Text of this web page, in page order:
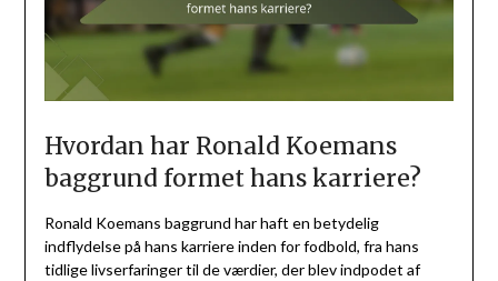
Hvordan har Ronald Koemans
baggrund formet hans karriere?
Ronald Koemans baggrund har haft en betydelig
indflydelse på hans karriere inden for fodbold, fra hans
tidlige livserfaringer til de værdier, der blev indpodet af